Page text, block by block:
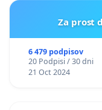
Za prost
6 479 podpisov
20 Podpisi / 30 dni
21 Oct 2024